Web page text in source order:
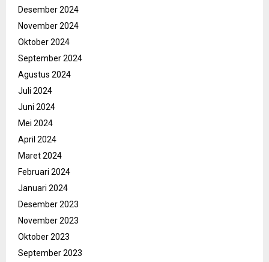
Desember 2024
November 2024
Oktober 2024
September 2024
Agustus 2024
Juli 2024
Juni 2024
Mei 2024
April 2024
Maret 2024
Februari 2024
Januari 2024
Desember 2023
November 2023
Oktober 2023
September 2023